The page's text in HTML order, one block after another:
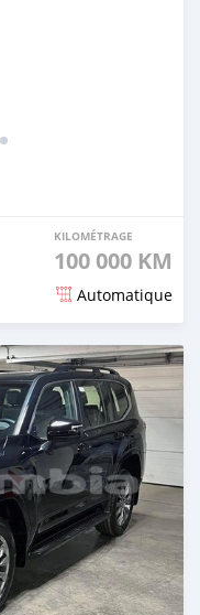
KILOMÉTRAGE
100 000 KM
Automatique